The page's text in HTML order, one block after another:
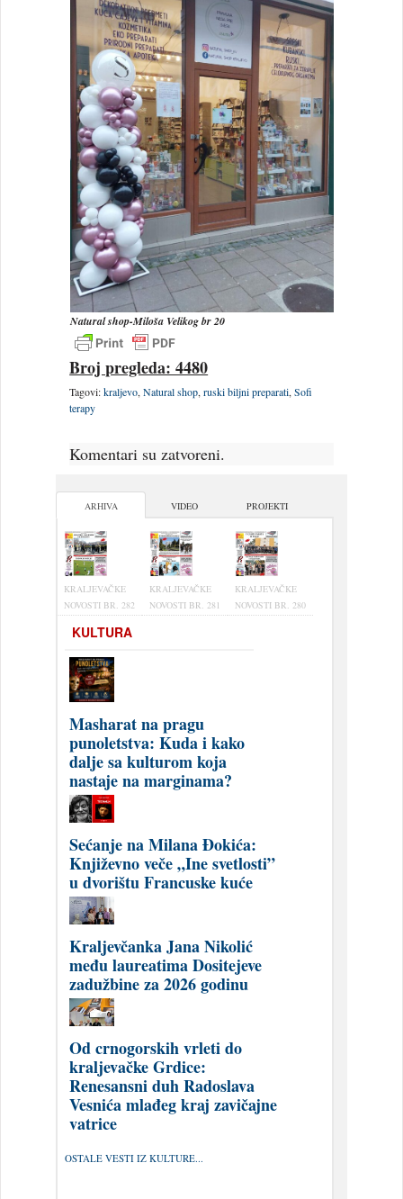
Natural shop-Miloša Velikog br 20
Broj pregleda: 4480
Tagovi:kraljevo,Natural shop,ruski biljni preparati,Sofi
terapy
Komentari su zatvoreni.
ARHIVA VIDEO PROJEKTI
KRALJEVAČKE
NOVOSTI BR. 282
KRALJEVAČKE
NOVOSTI BR. 281
KRALJEVAČKE
NOVOSTI BR. 280
KULTURA
Masharat na pragu
punoletstva: Kuda i kako
dalje sa kulturom koja
nastaje na marginama?
Sećanje na Milana Đokića:
Književno veče „Ine svetlosti”
u dvorištu Francuske kuće
Kraljevčanka Jana Nikolić
među laureatima Dositejeve
zadužbine za 2026 godinu
Od crnogorskih vrleti do
kraljevačke Grdice:
Renesansni duh Radoslava
Vesnića mlađeg kraj zavičajne
vatrice
OSTALE VESTI IZ KULTURE...